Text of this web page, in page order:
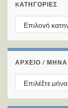
KΑΤΗΓΟΡΊΕΣ
Kατηγορίες
ΑΡΧΕΙΟ / ΜΗΝΑ
ΑΡΧΕΙΟ /